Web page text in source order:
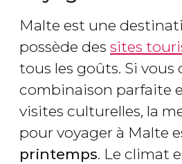
Malte est une
possède des sites
tous les goûts. Si vous
combinaison parfaite
visites culturelles, la
pour voyager à Malte
printemps. Le climat